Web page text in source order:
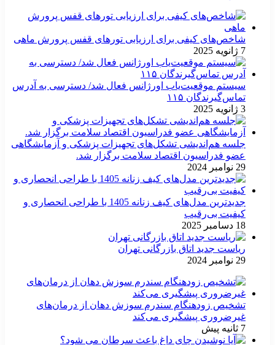
شاخص‌های کیفی برای ارزیابی تورهای قفس پرورش ماهی
7 ژانویه 2025
سیستم موقعیت‌یاب اورژانس فعال شد/ دسترسی به آدرس
تماس‌گیرندگان ۱۱۵
3 ژانویه 2025
جلسه هم‌اندیشی تشکل‌های تجهیزات پزشکی و آزمایشگاهی
عضو فدراسیون اقتصاد سلامت برگزار شد.
29 نوامبر 2024
جدیدترین مدل‌های کیف زنانه 1405 با طراحی انحصاری و
کیفیت بی‌رقیب
18 دسامبر 2025
ریاست جدید اتاق بازرگانی تهران
29 نوامبر 2024
تشخیص زودهنگام سندرم سوزش دهان از درمان‌های
غیرضروری پیشگیری می‌کند
7 ثانیه پیش